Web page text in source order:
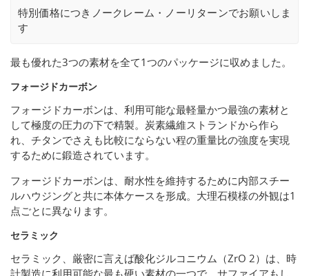
特別価格につきノークレーム・ノーリターンでお願いしま
す
最も優れた3つの素材を全て1つのパッケージに収めました。
フォージドカーボン
フォージドカーボンは、利用可能な最軽量かつ最強の素材と
して極度の圧力の下で精製。炭素繊維ストランドから作ら
れ、チタンでさえも比較にならない程の重量比の強度を実現
するために鍛造されています。
フォージドカーボンは、耐水性を維持するために内部スチー
ルハウジングと共に本体ケースを形成。大理石模様の外観は1
点ごとに異なります。
セラミック
セラミック、厳密に言えば酸化ジルコニウム（ZrO 2）は、時